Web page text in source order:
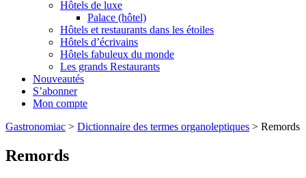
Hôtels de luxe
Palace (hôtel)
Hôtels et restaurants dans les étoiles
Hôtels d’écrivains
Hôtels fabuleux du monde
Les grands Restaurants
Nouveautés
S’abonner
Mon compte
Gastronomiac > Dictionnaire des termes organoleptiques > Remords
Remords